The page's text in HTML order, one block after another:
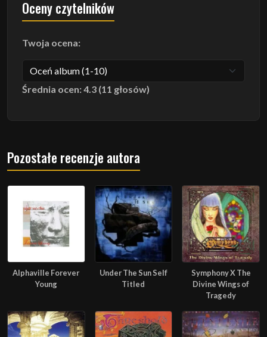
Oceny czytelników
Twoja ocena:
Średnia ocen: 4.3 (11 głosów)
Pozostałe recenzje autora
Alphaville Forever
Young
Under The Sun Self
Titled
Symphony X The
Divine Wings of
Tragedy